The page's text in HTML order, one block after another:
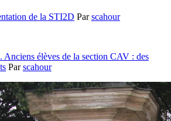
de la STI2D Parscahour
Anciens élèves de la section CAV : des
Parscahour